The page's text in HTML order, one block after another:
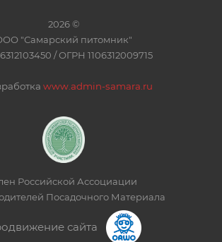
2026 ©
"Самарский питомник"
/ ОГРН 1106312009715
www.admin-samara.ru
Российской Ассоциации
Посадочного Материала
сайта